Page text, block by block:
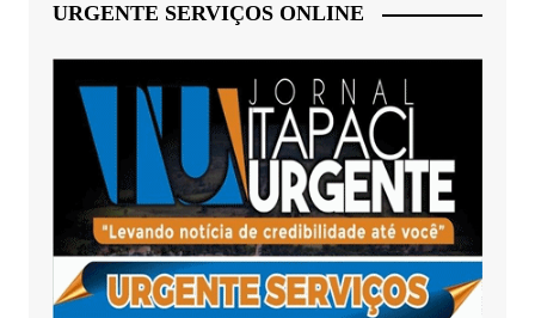
URGENTE SERVIÇOS ONLINE